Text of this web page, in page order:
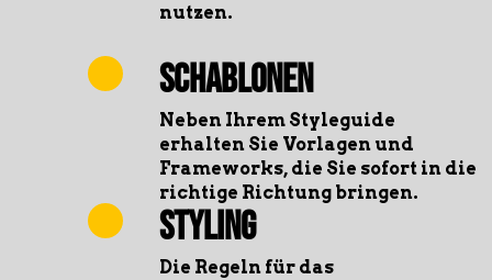
nutzen.
Schablonen
Neben Ihrem Styleguide
erhalten Sie Vorlagen und
Frameworks, die Sie sofort in die
richtige Richtung bringen.
Styling
Die Regeln für das